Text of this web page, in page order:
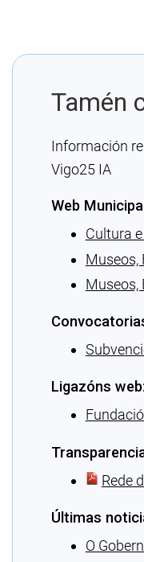
Tamén
Información
Vigo25 IA
Web
Cultura
Museos,
Museos,
Ligazóns web:
Rede
Últimas
O